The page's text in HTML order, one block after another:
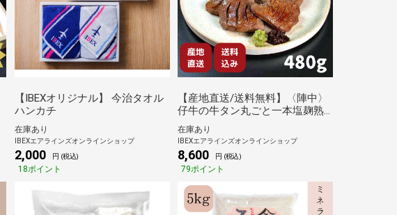
【IBEXオリジナル】 今治タオル
ハンカチ
在庫あり
IBEXエアラインズオンラインショップ
2,000 円 (税込)
18ポイント
【産地直送/送料無料】〈陣中〉
仔牛の牛タン丸ごと一本塩麹熟
成 480g
在庫あり
IBEXエアラインズオンラインショップ
8,600 円 (税込)
79ポイント